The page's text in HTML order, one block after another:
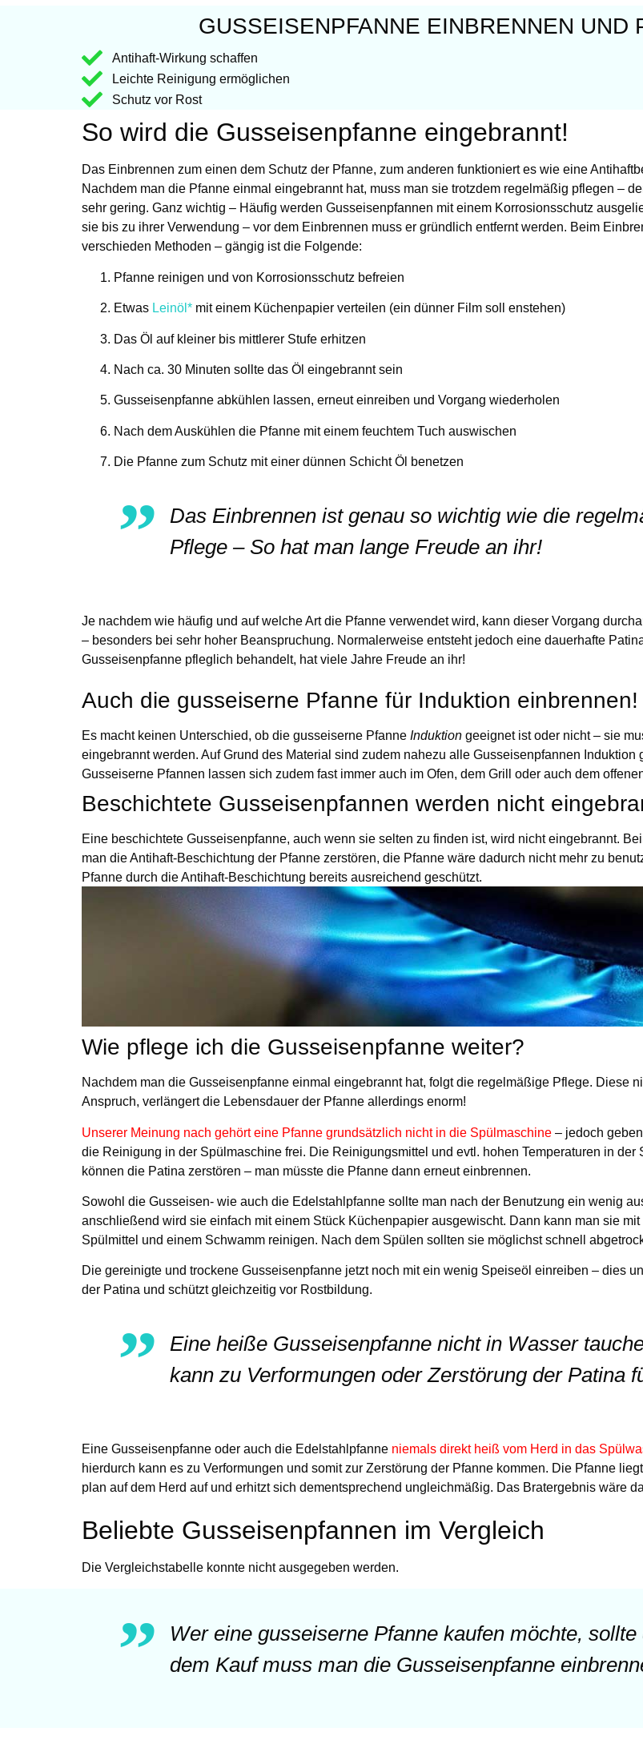
GUSSEISENPFANNE EINBRENNEN UND
Antihaft-Wirkung schaffen
Leichte Reinigung ermöglichen
Schutz vor Rost
So wird die Gusseisenpfanne eingebrannt!
Das Einbrennen zum einen dem Schutz der Pfanne, zum anderen funktioniert es wie eine
Nachdem man die Pfanne einmal eingebrannt hat, muss man sie trotzdem regelmäßig pflegen –
sehr gering. Ganz wichtig – Häufig werden Gusseisenpfannen mit einem Korrosionsschutz
sie bis zu ihrer Verwendung – vor dem Einbrennen muss er gründlich entfernt werden. Beim
verschieden Methoden – gängig ist die Folgende:
Pfanne reinigen und von Korrosionsschutz befreien
Etwas Leinöl* mit einem Küchenpapier verteilen (ein dünner Film soll enstehen)
Das Öl auf kleiner bis mittlerer Stufe erhitzen
Nach ca. 30 Minuten sollte das Öl eingebrannt sein
Gusseisenpfanne abkühlen lassen, erneut einreiben und Vorgang wiederholen
Nach dem Auskühlen die Pfanne mit einem feuchtem Tuch auswischen
Die Pfanne zum Schutz mit einer dünnen Schicht Öl benetzen
Das Einbrennen ist genau so wichtig wie die
Pflege – So hat man lange Freude an ihr!
Je nachdem wie häufig und auf welche Art die Pfanne verwendet wird, kann dieser Vorgang
– besonders bei sehr hoher Beanspruchung. Normalerweise entsteht jedoch eine dauerhafte
Gusseisenpfanne pfleglich behandelt, hat viele Jahre Freude an ihr!
Auch die gusseiserne Pfanne für Induktion einbrennen!
Es macht keinen Unterschied, ob die gusseiserne Pfanne Induktion geeignet ist oder nicht – sie
eingebrannt werden. Auf Grund des Material sind zudem nahezu alle Gusseisenpfannen Induktion
Gusseiserne Pfannen lassen sich zudem fast immer auch im Ofen, dem Grill oder auch dem
Beschichtete Gusseisenpfannen werden nicht
Eine beschichtete Gusseisenpfanne, auch wenn sie selten zu finden ist, wird nicht eingebrannt.
man die Antihaft-Beschichtung der Pfanne zerstören, die Pfanne wäre dadurch nicht mehr zu
Pfanne durch die Antihaft-Beschichtung bereits ausreichend geschützt.
Wie pflege ich die Gusseisenpfanne weiter?
Nachdem man die Gusseisenpfanne einmal eingebrannt hat, folgt die regelmäßige Pflege. Diese
Anspruch, verlängert die Lebensdauer der Pfanne allerdings enorm!
Unserer Meinung nach gehört eine Pfanne grundsätzlich nicht in die Spülmaschine – jedoch
die Reinigung in der Spülmaschine frei. Die Reinigungsmittel und evtl. hohen Temperaturen in der
können die Patina zerstören – man müsste die Pfanne dann erneut einbrennen.
Sowohl die Gusseisen- wie auch die Edelstahlpfanne sollte man nach der Benutzung ein wenig
anschließend wird sie einfach mit einem Stück Küchenpapier ausgewischt. Dann kann man sie mit
Spülmittel und einem Schwamm reinigen. Nach dem Spülen sollten sie möglichst schnell
Die gereinigte und trockene Gusseisenpfanne jetzt noch mit ein wenig Speiseöl einreiben – dies
der Patina und schützt gleichzeitig vor Rostbildung.
Eine heiße Gusseisenpfanne nicht in Wasser
kann zu Verformungen oder Zerstörung der Patina
Eine Gusseisenpfanne oder auch die Edelstahlpfanne niemals direkt heiß vom Herd in das
hierdurch kann es zu Verformungen und somit zur Zerstörung der Pfanne kommen. Die Pfanne
plan auf dem Herd auf und erhitzt sich dementsprechend ungleichmäßig. Das Bratergebnis wäre
Beliebte Gusseisenpfannen im Vergleich
Die Vergleichstabelle konnte nicht ausgegeben werden.
Wer eine gusseiserne Pfanne kaufen möchte,
dem Kauf muss man die Gusseisenpfanne